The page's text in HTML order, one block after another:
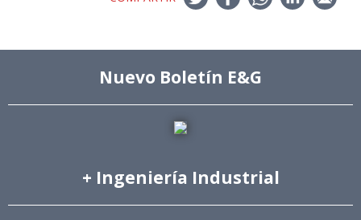
Nuevo Boletín E&G
+ Ingeniería Industrial